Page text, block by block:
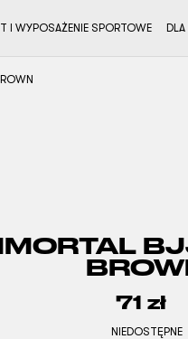
I WYPOSAŻENIE SPORTOWE DLA
71 zł
NIEDOSTĘPNE